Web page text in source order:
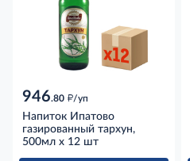
946.80 д/уп
Напиток Ипатово
газированный тархун,
500мл x 12 шт